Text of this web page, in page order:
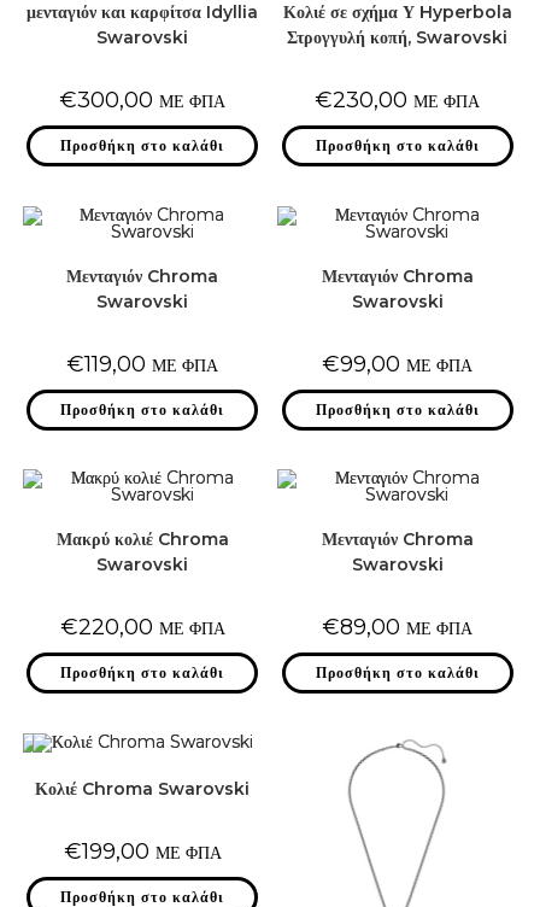
μενταγιόν και καρφίτσα Idyllia
Swarovski
€300,00 ΜΕ ΦΠΑ
Προσθήκη στο καλάθι
Κολιέ σε σχήμα Υ Hyperbola
Στρογγυλή κοπή, Swarovski
€230,00 ΜΕ ΦΠΑ
Προσθήκη στο καλάθι
Μενταγιόν Chroma
Swarovski
€119,00 ΜΕ ΦΠΑ
Προσθήκη στο καλάθι
Μενταγιόν Chroma
Swarovski
€99,00 ΜΕ ΦΠΑ
Προσθήκη στο καλάθι
Μακρύ κολιέ Chroma
Swarovski
€220,00 ΜΕ ΦΠΑ
Προσθήκη στο καλάθι
Μενταγιόν Chroma
Swarovski
€89,00 ΜΕ ΦΠΑ
Προσθήκη στο καλάθι
Κολιέ Chroma Swarovski
€199,00 ΜΕ ΦΠΑ
Προσθήκη στο καλάθι